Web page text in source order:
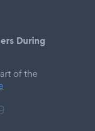
During
of the